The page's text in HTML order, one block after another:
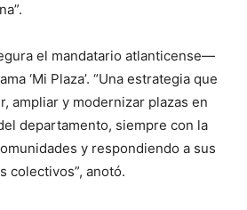
el mandatario atlanticense—
‘Mi Plaza’. “Una estrategia que
ampliar y modernizar plazas en
departamento, siempre con la
y respondiendo a sus
colectivos”, anotó.